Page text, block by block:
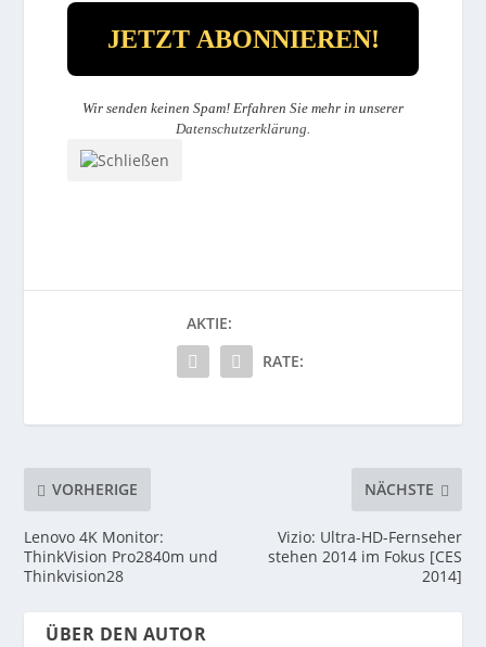
Wir senden keinen Spam! Erfahren Sie mehr in unserer
Datenschutzerklärung
AKTIE:
RATE:
VORHERIGE
Lenovo 4K Monitor:
ThinkVision Pro2840m und
Thinkvision28
NÄCHSTE
Vizio: Ultra-HD-Fernseher
stehen 2014 im Fokus [CES
2014]
ÜBER DEN AUTOR